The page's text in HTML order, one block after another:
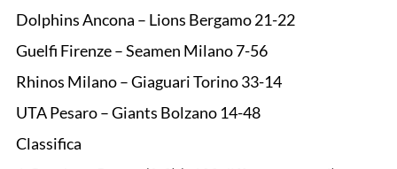
Dolphins Ancona – Lions Bergamo 21-22
Guelfi Firenze – Seamen Milano 7-56
Rhinos Milano – Giaguari Torino 33-14
UTA Pesaro – Giants Bolzano 14-48
Classifica